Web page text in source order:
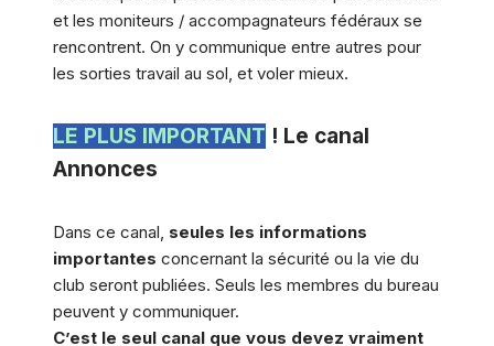
et les moniteurs / accompagnateurs fédéraux se
rencontrent. On y communique entre autres pour
les sorties travail au sol, et voler mieux.
LE PLUS IMPORTANT ! Le canal
Annonces
Dans ce canal, seules les informations
importantes concernant la sécurité ou la vie du
club seront publiées. Seuls les membres du bureau
peuvent y communiquer.
C’est le seul canal que vous devez vraiment